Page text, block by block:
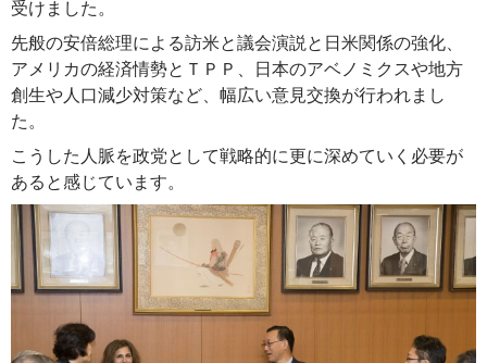
受けました。
先般の安倍総理による訪米と議会演説と日米関係の強化、
アメリカの経済情勢とＴＰＰ、日本のアベノミクスや地方
創生や人口減少対策など、幅広い意見交換が行われまし
た。
こうした人脈を政党として戦略的に更に深めていく必要が
あると感じています。